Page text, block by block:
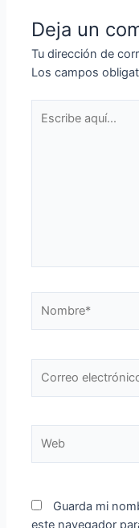
Deja un
Tu dirección de
Los campos
aquí...
electrónico*
Guarda mi
este navegador